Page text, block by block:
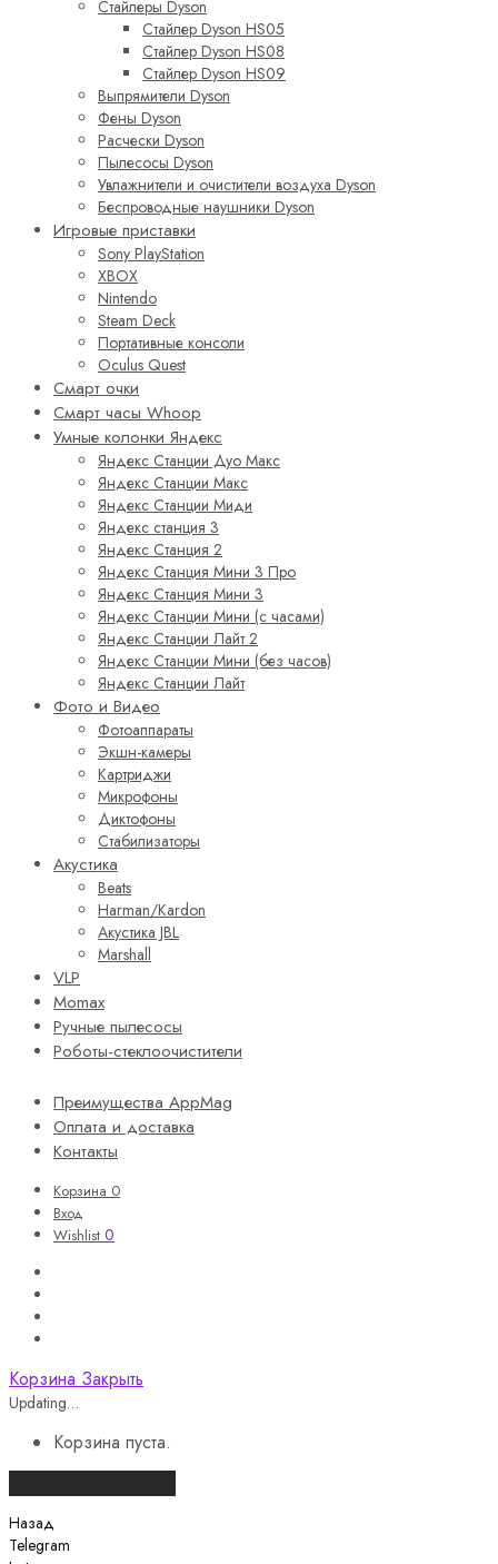
Стайлеры Dyson
Стайлер Dyson HS05
Стайлер Dyson HS08
Стайлер Dyson HS09
Выпрямители Dyson
Фены Dyson
Расчески Dyson
Пылесосы Dyson
Увлажнители и очистители воздуха Dyson
Беспроводные наушники Dyson
Игровые приставки
Sony PlayStation
XBOX
Nintendo
Steam Deck
Портативные консоли
Oculus Quest
Смарт очки
Смарт часы Whoop
Умные колонки Яндекс
Яндекс Станции Дуо Макс
Яндекс Станции Макс
Яндекс Станции Миди
Яндекс станция 3
Яндекс Станция 2
Яндекс Станция Мини 3 Про
Яндекс Станция Мини 3
Яндекс Станции Мини (с часами)
Яндекс Станции Лайт 2
Яндекс Станции Мини (без часов)
Яндекс Станции Лайт
Фото и Видео
Фотоаппараты
Экшн-камеры
Картриджи
Микрофоны
Диктофоны
Стабилизаторы
Акустика
Beats
Harman/Kardon
Акустика JBL
Marshall
VLP
Momax
Ручные пылесосы
Роботы-стеклоочистители
Преимущества AppMag
Оплата и доставка
Контакты
Корзина 0
Вход
Wishlist 0
Корзина Закрыть
Updating…
Корзина пуста.
Назад
Telegram